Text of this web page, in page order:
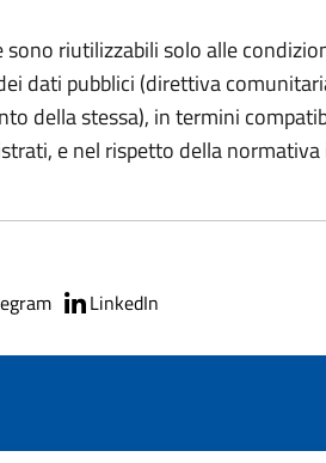
riutilizzabili solo alle
dati pubblici (direttiva
della stessa), in termini
e nel rispetto della normativa
LinkedIn